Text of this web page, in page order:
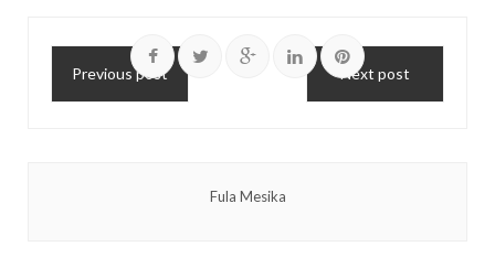
Previous post Next post
Fula Mesika